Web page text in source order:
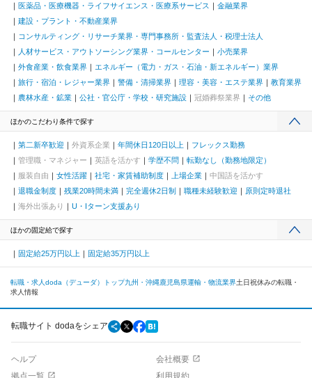
医薬品・医療機器・ライフサイエンス・医療系サービス
金融業界
建設・プラント・不動産業界
コンサルティング・リサーチ業界・専門事務所・監査法人・税理士法人
人材サービス・アウトソーシング業界・コールセンター
小売業界
外食産業・飲食業界
エネルギー（電力・ガス・石油・新エネルギー）業界
旅行・宿泊・レジャー業界
警備・清掃業界 理容・美容・エステ業界
教育業界
農林水産・鉱業
公社・官公庁・学校・研究施設 冠婚葬祭業界 その他
ほかのこだわり条件で探す
第二新卒歓迎 外資系企業 年間休日120日以上
フレックス勤務
管理職・マネジャー
英語を活かす 学歴不問
転勤なし（勤務地限定）
服装自由
女性活躍 社宅・家賃補助制度 上場企業
中国語を活かす
退職金制度
残業20時間未満 完全週休2日制 職種未経験歓迎
原則定時退社
海外出張あり
U・Iターン支援あり
ほかの固定給で探す
固定給25万円以上 固定給35万円以上
転職・求人doda（デューダ）トップ九州・沖縄鹿児島県運輸・物流業界土日祝休みの転職・
求人情報
転職サイト dodaをシェア
ヘルプ
会社概要
拠点一覧
利用規約